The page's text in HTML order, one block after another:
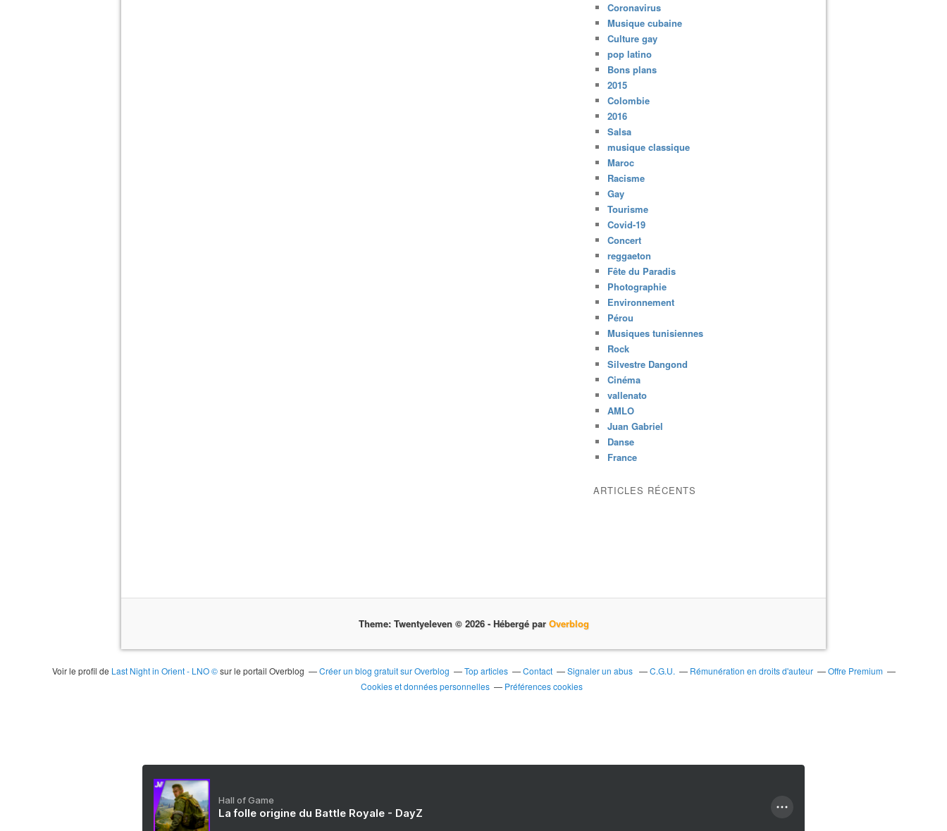
Coronavirus
Musique cubaine
Culture gay
pop latino
Bons plans
2015
Colombie
2016
Salsa
musique classique
Maroc
Racisme
Gay
Tourisme
Covid-19
Concert
reggaeton
Fête du Paradis
Photographie
Environnement
Pérou
Musiques tunisiennes
Rock
Silvestre Dangond
Cinéma
vallenato
AMLO
Juan Gabriel
Danse
France
ARTICLES RÉCENTS
Theme: Twentyeleven © 2026 - Hébergé par Overblog
Voir le profil de Last Night in Orient - LNO ©sur le portail Overblog Créer un blog gratuit sur Overblog Top articles Contact Signaler un abus C.G.U. Rémunération en droits d'auteur
Offre Premium
Cookies et données personnelles
Préférences cookies
Hall of Game
La folle origine du Battle Royale - DayZ